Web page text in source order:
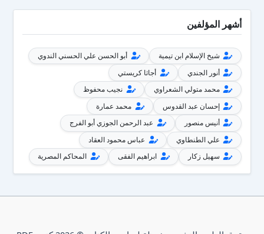
أشهر المؤلفين
شيخ الإسلام ابن تيمية
أبو الحسن علي الحسني الندوي
أنور الجندي
أجاثا كريستي
محمد متولي الشعراوي
نجيب محفوظ
إحسان عبد القدوس
محمد عمارة
أنيس منصور
عبد الرحمن الجوزي أبو الفرج
علي الطنطاوي
عباس محمود العقاد
سهيل زكار
ابراهيم الفقى المحاكم المصرية